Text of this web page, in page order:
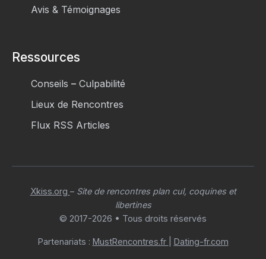
Avis & Témoignages
Ressources
Conseils – Culpabilité
Lieux de Rencontres
Flux RSS Articles
Xkiss.org – Site de rencontres plan cul, coquines et
libertines
© 2017-2026 • Tous droits réservés
Partenariats : MustRencontres.fr Dating-fr.com